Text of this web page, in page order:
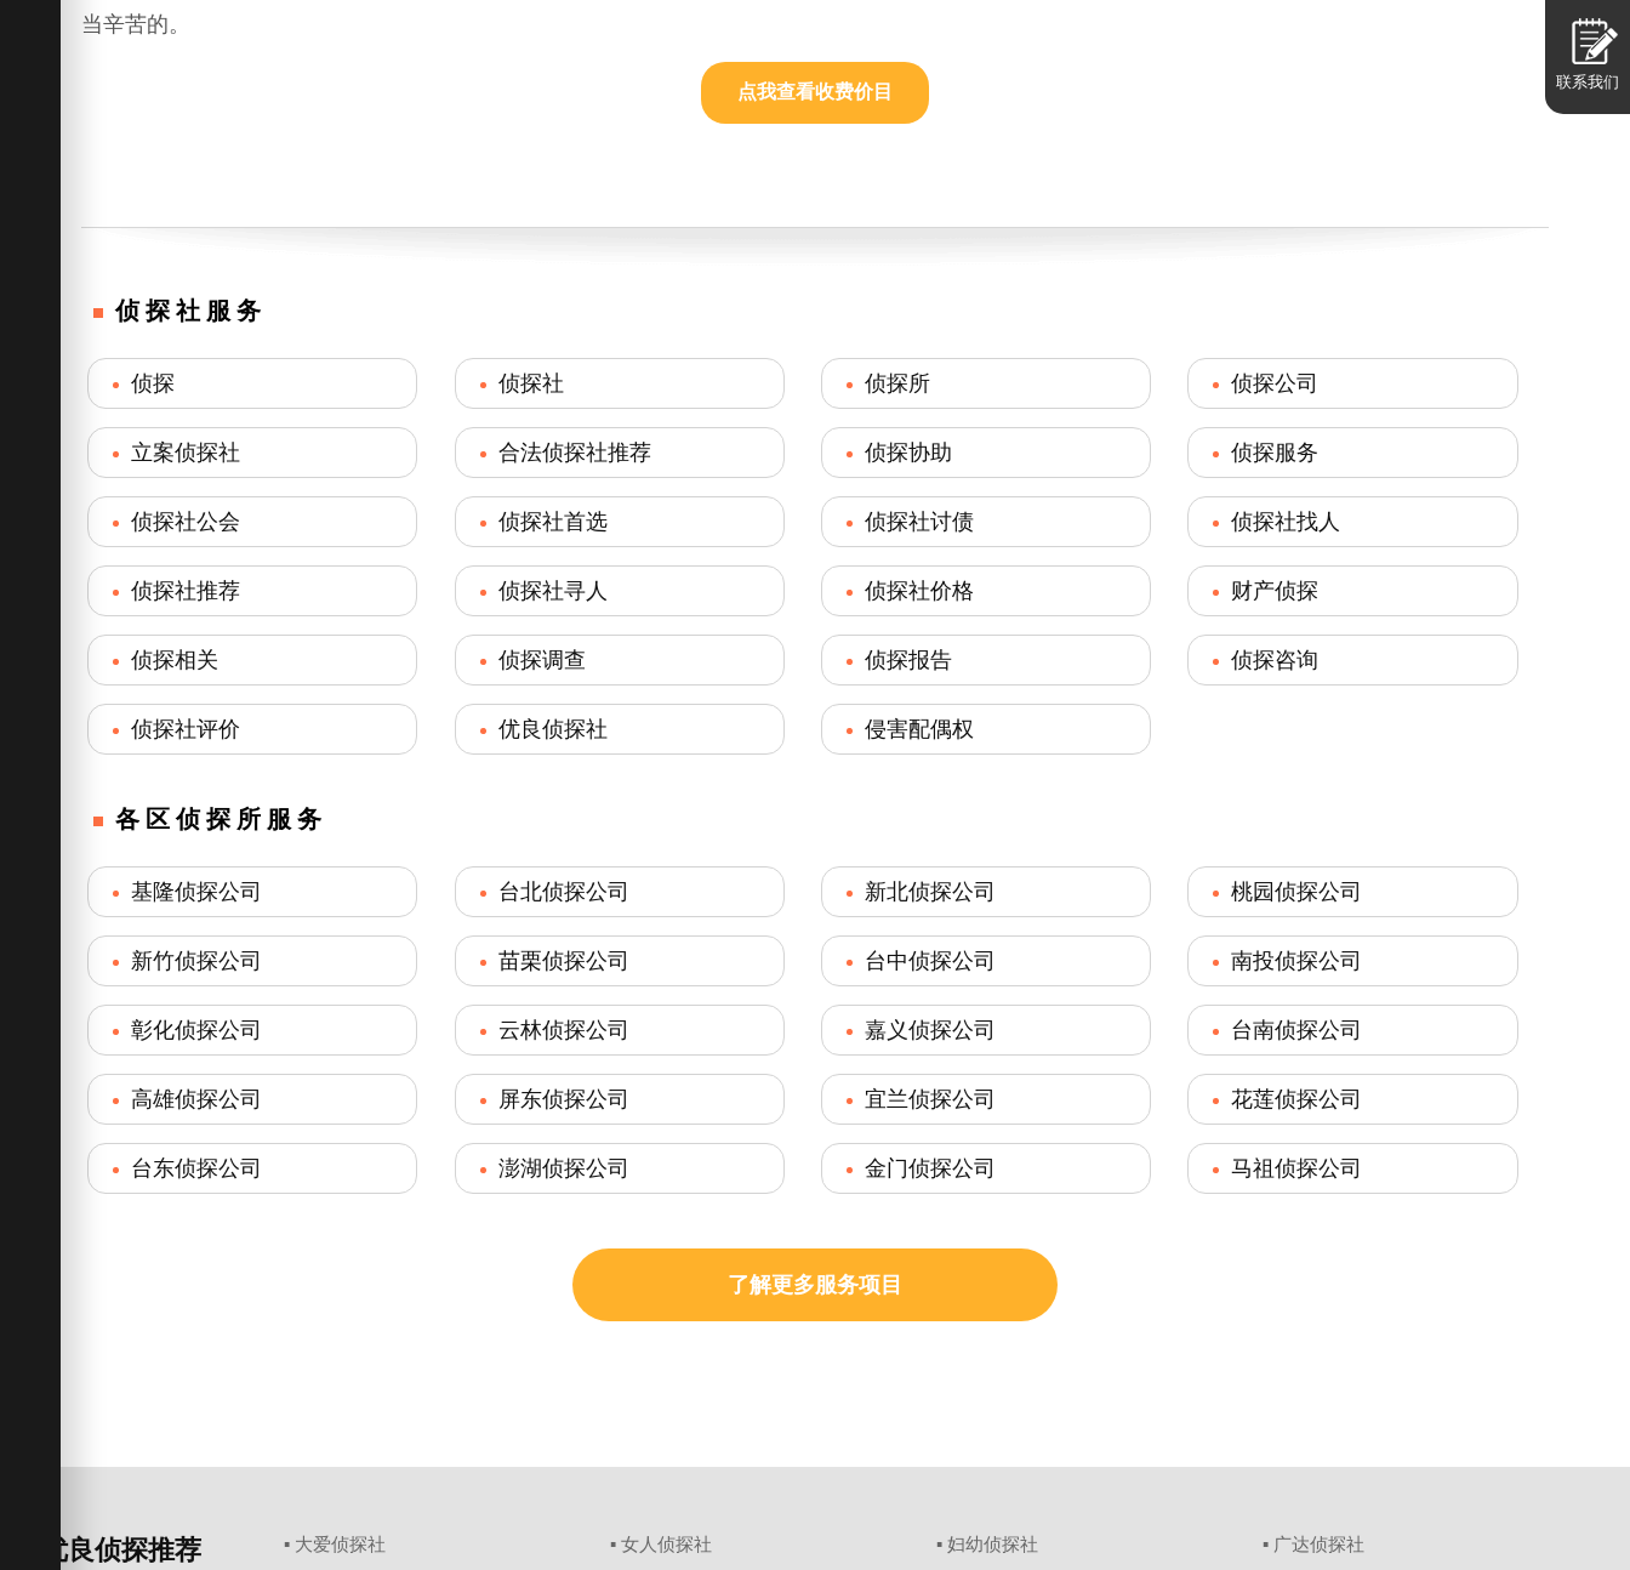
当辛苦的。
点我查看收费价目
侦探社服务
侦探 侦探社 侦探所 侦探公司
立案侦探社 合法侦探社推荐 侦探协助 侦探服务
侦探社公会 侦探社首选 侦探社讨债 侦探社找人
侦探社推荐 侦探社寻人 侦探社价格 财产侦探
侦探相关 侦探调查 侦探报告 侦探咨询
侦探社评价 优良侦探社 侵害配偶权
各区侦探所服务
基隆侦探公司 台北侦探公司 新北侦探公司 桃园侦探公司
新竹侦探公司 苗栗侦探公司 台中侦探公司 南投侦探公司
彰化侦探公司 云林侦探公司 嘉义侦探公司 台南侦探公司
高雄侦探公司 屏东侦探公司 宜兰侦探公司 花莲侦探公司
台东侦探公司 澎湖侦探公司 金门侦探公司 马祖侦探公司
了解更多服务项目
优良侦探推荐 ▪ 大爱侦探社 ▪ 女人侦探社 ▪ 妇幼侦探社 ▪ 广达侦探社
联系我们